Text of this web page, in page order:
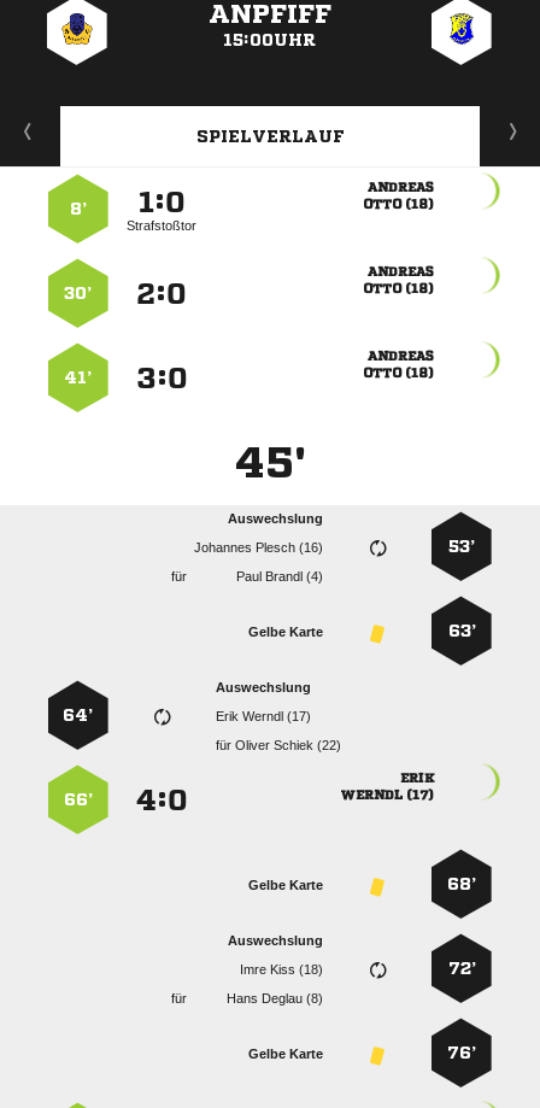
ANPFIFF
15:00UHR
SPIELVERLAUF

 
:
Strafstoßtor
8’

 
:
30’

 
:
41’
45'
53’
Auswechslung
  
für
  
63’
Gelbe Karte
Auswechslung
  
für  
64’

 
:
66’
68’
Gelbe Karte
72’
Auswechslung
  
für
  
76’
Gelbe Karte